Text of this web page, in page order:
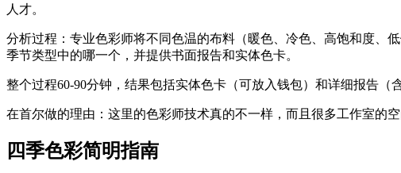
人才。
分析过程：专业色彩师将不同色温的布料（暖色、冷色、高饱和度、
季节类型中的哪一个，并提供书面报告和实体色卡。
整个过程60-90分钟，结果包括实体色卡（可放入钱包）和详细报告（
在首尔做的理由：这里的色彩师技术真的不一样，而且很多工作室的空
四季色彩简明指南